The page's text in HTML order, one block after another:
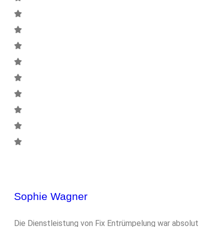
Sophie Wagner
Die Dienstleistung von Fix Entrümpelung war absolut